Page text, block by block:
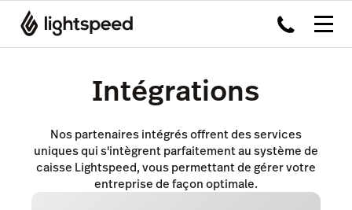
Intégrations
Nos partenaires intégrés offrent des services
uniques qui s'intègrent parfaitement au système de
caisse Lightspeed, vous permettant de gérer votre
entreprise de façon optimale.